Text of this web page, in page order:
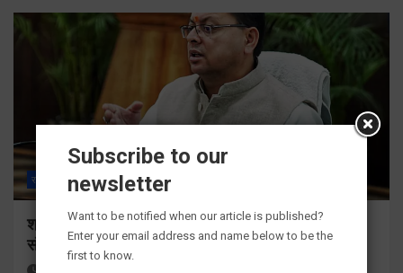
राज्य ALL देहरादून
श्रद्धा, सुरक्षा और सुगमता के उत्कृष्ट समन्वय से सफलतापूर्वक
संचालित हो रही कांवड़ यात्रा
Subscribe to our
newsletter
Want to be notified when our article is published?
Enter your email address and name below to be the
first to know.